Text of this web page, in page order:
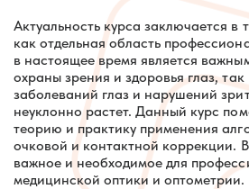
Актуальность курса заключается в
как отдельная область
в настоящее время является
охраны зрения и здоровья глаз, так
заболеваний глаз и нарушений
неуклонно растет. Данный курс
теорию и практику применения
очковой и контактной коррекции.
важное и необходимое для
медицинской оптики и оптометрии.